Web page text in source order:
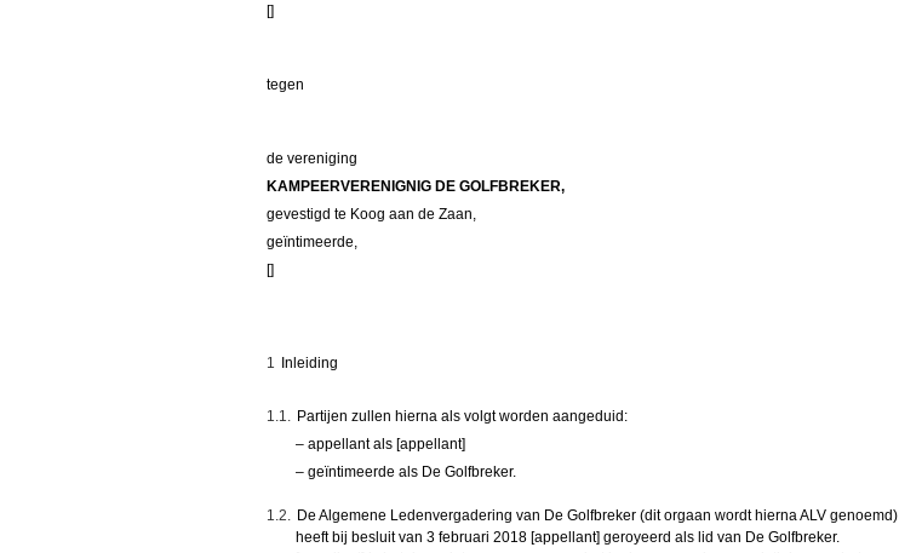
[]
tegen
de vereniging
KAMPEERVERENIGNIG DE GOLFBREKER,
gevestigd te Koog aan de Zaan,
geïntimeerde,
[]
1 Inleiding
1.1.
Partijen zullen hierna als volgt worden aangeduid:
– appellant als [appellant]
– geïntimeerde als De Golfbreker.
1.2.
De Algemene Ledenvergadering van De Golfbreker (dit orgaan wordt hierna ALV genoemd)
heeft bij besluit van 3 februari 2018 [appellant] geroyeerd als lid van De Golfbreker.